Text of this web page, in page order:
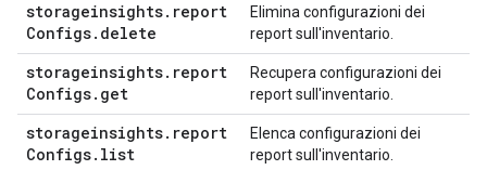
storageinsights. report
Configs. delete
Elimina configurazioni dei
report sull'inventario.
storageinsights. report
Configs. get
Recupera configurazioni dei
report sull'inventario.
storageinsights. report
Configs. list
Elenca configurazioni dei
report sull'inventario.